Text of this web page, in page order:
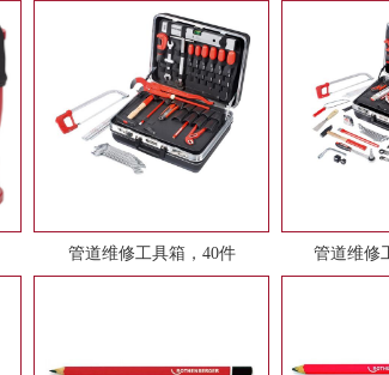
管道维修工具箱，40件 管道维修